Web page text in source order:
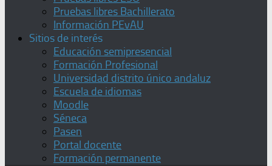
Pruebas libres Bachillerato
Información PEvAU
Sitios de interés
Educación semipresencial
Formación Profesional
Universidad distrito único andaluz
Escuela de idiomas
Moodle
Séneca
Pasen
Portal docente
Formación permanente